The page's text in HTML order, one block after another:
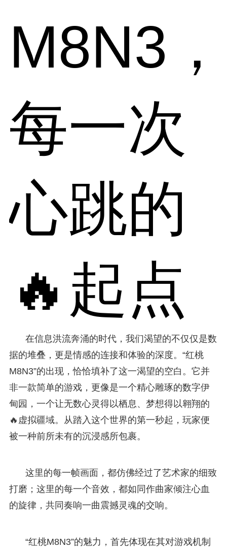
M8N3，
每一次
心跳的
🔥起点
在信息洪流奔涌的时代，我们渴望的不仅仅是数
据的堆叠，更是情感的连接和体验的深度。“红桃
M8N3”的出现，恰恰填补了这一渴望的空白。它并
非一款简单的游戏，更像是一个精心雕琢的数字伊
甸园，一个让无数心灵得以栖息、梦想得以翱翔的
🔥虚拟疆域。从踏入这个世界的第一秒起，玩家便
被一种前所未有的沉浸感所包裹。
这里的每一帧画面，都仿佛经过了艺术家的细致
打磨；这里的每一个音效，都如同作曲家倾注心血
的旋律，共同奏响一曲震撼灵魂的交响。
“红桃M8N3”的魅力，首先体现在其对游戏机制